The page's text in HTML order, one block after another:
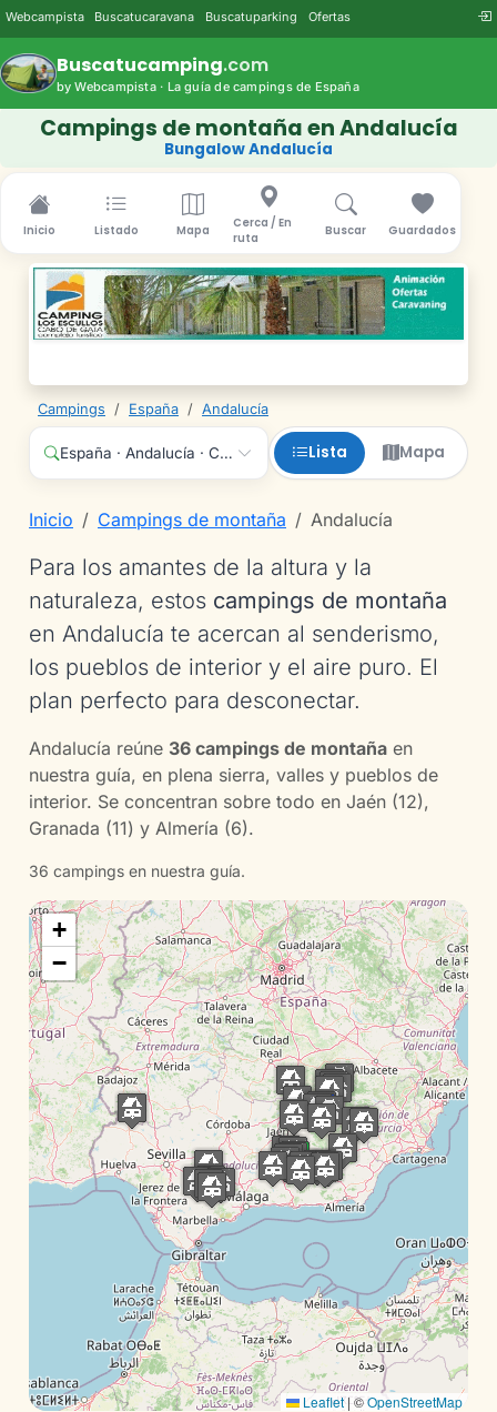
Webcampista Buscatucaravana Buscatuparking Ofertas
Buscatucamping.com
by Webcampista · La guía de campings de España
Campings de montaña en Andalucía
Bungalow Andalucía
Inicio Listado Mapa
Cerca / En
ruta
Buscar Guardados
Campings / España / Andalucía
España · Andalucía · Cualquier servicio
Lista Mapa
Inicio Campings de montaña Andalucía
Para los amantes de la altura y la
naturaleza, estos campings de montaña
en Andalucía te acercan al senderismo,
los pueblos de interior y el aire puro. El
plan perfecto para desconectar.
Andalucía reúne 36 campings de montaña en
nuestra guía, en plena sierra, valles y pueblos de
interior. Se concentran sobre todo en Jaén (12),
Granada (11) y Almería (6).
36 campings en nuestra guía.
+
−
Leaflet |©OpenStreetMap